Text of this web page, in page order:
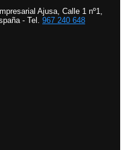
Ajusa, Calle 1 nº1,
- Tel. 967 240 648